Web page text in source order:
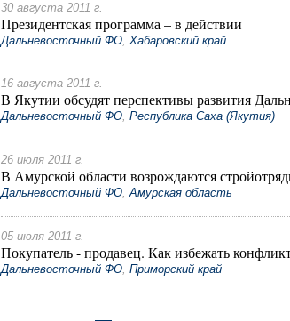
30 августа 2011 г.
Президентская программа – в действии
Дальневосточный ФО, Хабаровский край
16 августа 2011 г.
В Якутии обсудят перспективы развития
Дальневосточный ФО, Республика Саха (Якутия)
26 июля 2011 г.
В Амурской области возрождаются
Дальневосточный ФО,Амурская область
05 июля 2011 г.
Покупатель - продавец. Как избежать
Дальневосточный ФО, Приморский край